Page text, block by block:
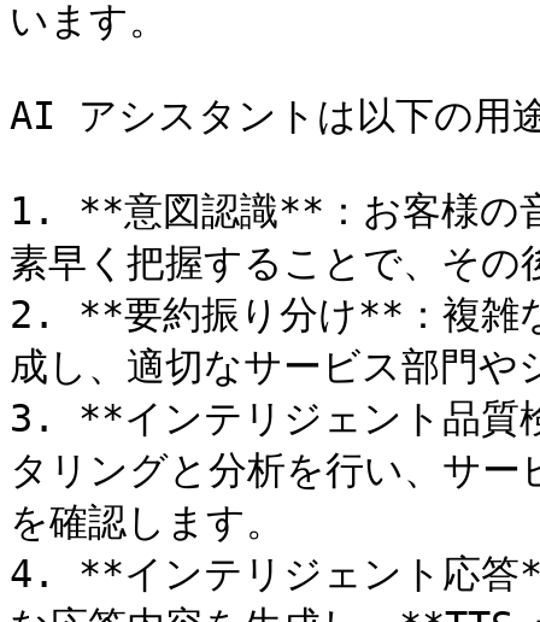
います。
AI アシスタントは以下の用
1. **意図認識**：お客様の
素早く把握することで、その
2. **要約振り分け**：複雑
成し、適切なサービス部門
3. **インテリジェント品質
タリングと分析を行い、サ
を確認します。
4. **インテリジェント応答